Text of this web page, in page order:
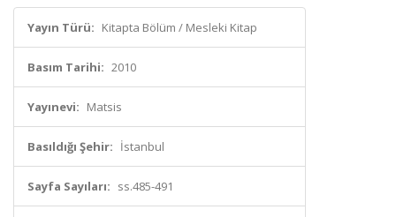
Yayın Türü: Kitapta Bölüm / Mesleki Kitap
Basım Tarihi: 2010
Yayınevi: Matsis
Basıldığı Şehir: İstanbul
Sayfa Sayıları: ss.485-491